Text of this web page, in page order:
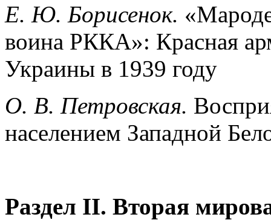
Е. Ю. Борисенок.
воина РККА»: Красная
Украины в 1939 году
О. В. Петровская.
населением Западной
Раздел II. Вторая